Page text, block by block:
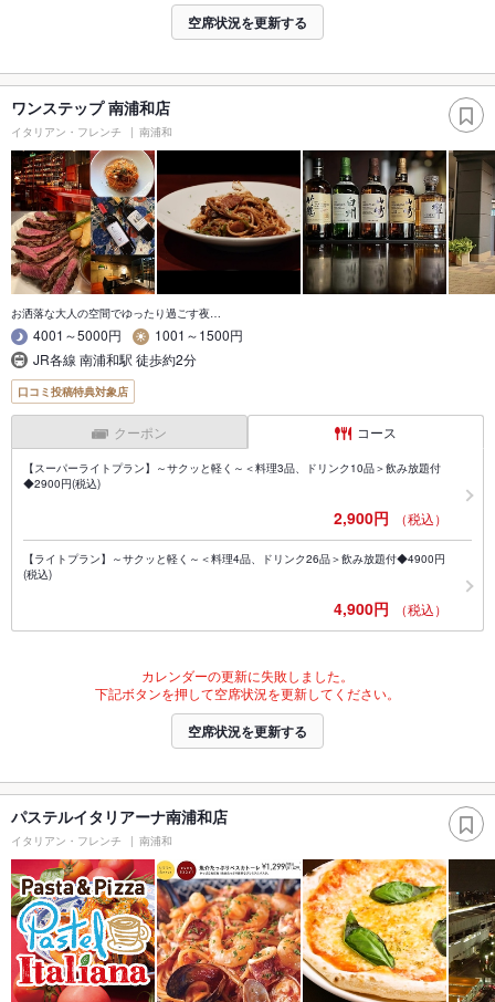
空席状況を更新する
ワンステップ 南浦和店
イタリアン・フレンチ 南浦和
お洒落な大人の空間でゆったり過ごす夜…
4001～5000円
1001～1500円
JR各線 南浦和駅 徒歩約2分
口コミ投稿特典対象店
クーポン コース
【スーパーライトプラン】～サクッと軽く～＜料理3品、ドリンク10品＞飲み放題付
◆2900円(税込)
2,900円 （税込）
【ライトプラン】～サクッと軽く～＜料理4品、ドリンク26品＞飲み放題付◆4900円
(税込)
4,900円 （税込）
カレンダーの更新に失敗しました。
下記ボタンを押して空席状況を更新してください。
空席状況を更新する
パステルイタリアーナ南浦和店
イタリアン・フレンチ 南浦和